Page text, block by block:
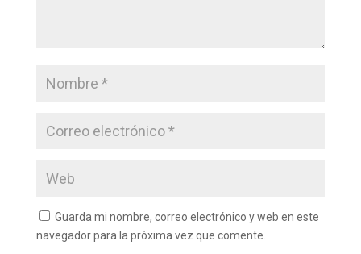
Guarda mi nombre, correo electrónico y web en este
navegador para la próxima vez que comente.